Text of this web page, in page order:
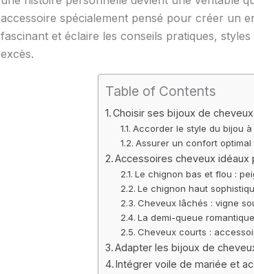
accessoire spécialement pensé pour créer un
fascinant et éclaire les conseils pratiques,
excès.
Table of Contents
Choisir ses bijoux de
Accorder le style du bijou
Assurer un confort
Accessoires cheveux idéaux
Le chignon bas et flou :
Le chignon haut
Cheveux lâchés : vigne
La demi-queue
Cheveux courts :
Adapter les bijoux de
Intégrer voile de mariée et